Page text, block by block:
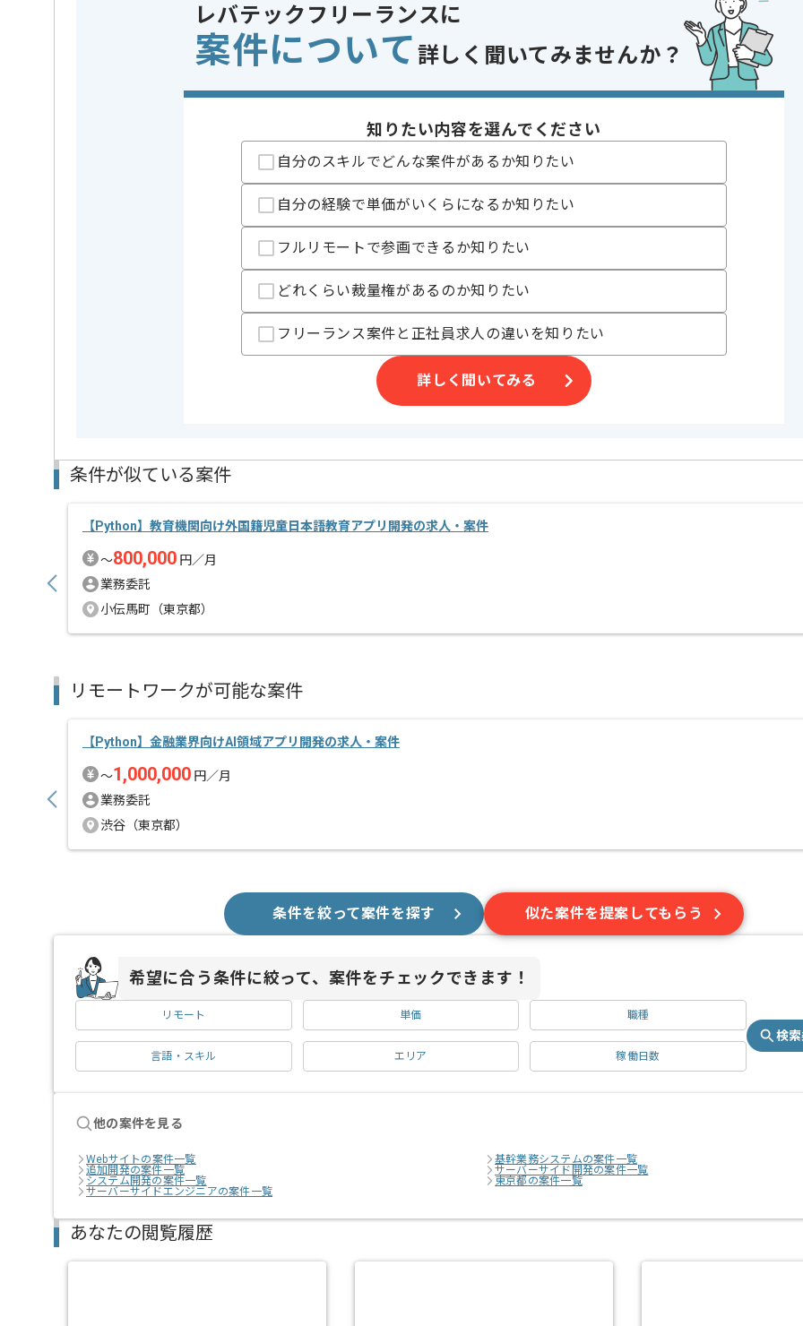
この案件で扱う技術 開発ツール GitHub
この案件のポイント 業務内容
追加開発 , サーバーサイド開発 , システム開発
特徴
20代活躍中 , 30代活躍中 , 長期プロジェクト , 40代活躍中 , 週3日から可能 , BtoB向
機器からリアルタイム出力されるデータと生体信号を元に、情報集約・分析・可視化する仕組みの開発を担当している企業でご
Pythonのご経験を活かしたい方におすすめの案件でございます。
※打ち合わせなどの際には、都内オフィスへ常駐をお願いする場合もございます。
レバテックフリーランスに
案件について 詳しく聞いてみませんか？
知りたい内容を選んでください
自分のスキルでどんな案件があるか知りたい
自分の経験で単価がいくらになるか知りたい
フルリモートで参画できるか知りたい
どれくらい裁量権があるのか知りたい
フリーランス案件と正社員求人の違いを知りたい
詳しく聞いてみる
条件が似ている案件
【Python】教育機関向け外国籍児童日本語教育アプリ開発の求人・案件
〜800,000 円／月
業務委託
小伝馬町（東京都）
リモートワークが可能な案件
【Python】金融業界向けAI領域アプリ開発の求人・案件
〜1,000,000 円／月
業務委託
渋谷（東京都）
条件を絞って案件を探す 似た案件を提案してもらう
希望に合う条件に絞って、案件をチェックできます！
リモート 単価 職種
言語・スキル エリア 稼働日数
検
他の案件を見る
Webサイトの案件一覧
基幹業務システムの案件一覧
追加開発の案件一覧
サーバーサイド開発の案件一覧
システム開発の案件一覧
東京都の案件一覧
サーバーサイドエンジニアの案件一覧
あなたの閲覧履歴